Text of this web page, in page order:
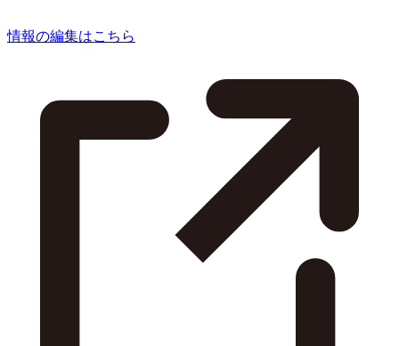
情報の編集はこちら